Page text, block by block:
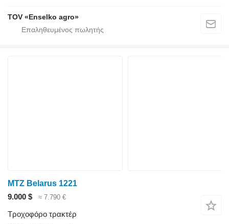
TOV «Enselko agro»
MTZ Belarus 1221
9.000 $
≈ 7.790 €
Τροχοφόρο τρακτέρ